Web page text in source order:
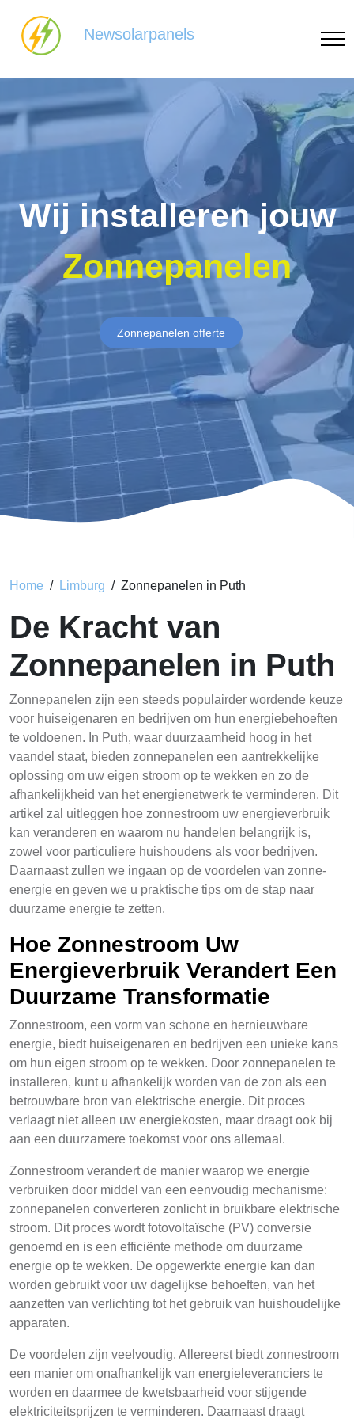
Newsolarpanels
Wij installeren jouw
Zonnepanelen
Zonnepanelen offerte
Home Limburg Zonnepanelen in Puth
De Kracht van
Zonnepanelen in Puth
Zonnepanelen zijn een steeds populairder wordende keuze
voor huiseigenaren en bedrijven om hun energiebehoeften
te voldoenen. In Puth, waar duurzaamheid hoog in het
vaandel staat, bieden zonnepanelen een aantrekkelijke
oplossing om uw eigen stroom op te wekken en zo de
afhankelijkheid van het energienetwerk te verminderen. Dit
artikel zal uitleggen hoe zonnestroom uw energieverbruik
kan veranderen en waarom nu handelen belangrijk is,
zowel voor particuliere huishoudens als voor bedrijven.
Daarnaast zullen we ingaan op de voordelen van zonne-
energie en geven we u praktische tips om de stap naar
duurzame energie te zetten.
Hoe Zonnestroom Uw
Energieverbruik Verandert Een
Duurzame Transformatie
Zonnestroom, een vorm van schone en hernieuwbare
energie, biedt huiseigenaren en bedrijven een unieke kans
om hun eigen stroom op te wekken. Door zonnepanelen te
installeren, kunt u afhankelijk worden van de zon als een
betrouwbare bron van elektrische energie. Dit proces
verlaagt niet alleen uw energiekosten, maar draagt ook bij
aan een duurzamere toekomst voor ons allemaal.
Zonnestroom verandert de manier waarop we energie
verbruiken door middel van een eenvoudig mechanisme:
zonnepanelen converteren zonlicht in bruikbare elektrische
stroom. Dit proces wordt fotovoltaïsche (PV) conversie
genoemd en is een efficiënte methode om duurzame
energie op te wekken. De opgewerkte energie kan dan
worden gebruikt voor uw dagelijkse behoeften, van het
aanzetten van verlichting tot het gebruik van huishoudelijke
apparaten.
De voordelen zijn veelvoudig. Allereerst biedt zonnestroom
een manier om onafhankelijk van energieleveranciers te
worden en daarmee de kwetsbaarheid voor stijgende
elektriciteitsprijzen te verminderen. Daarnaast draagt